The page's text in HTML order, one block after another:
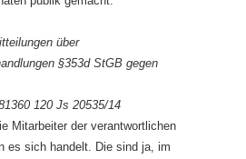
über
§353d StGB gegen
120 Js 20535/14
Mitarbeiter der verantwortlichen
es sich handelt. Die sind ja, im